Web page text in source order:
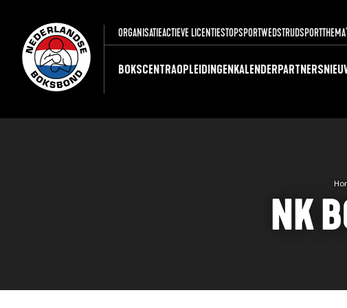
ORGANISATIEACTIEVE LICENTIESTOPSPORTWEDSTRIJDSPORT
BOKSCENTRAOPLEIDINGENKALENDERPARTNERS
NK